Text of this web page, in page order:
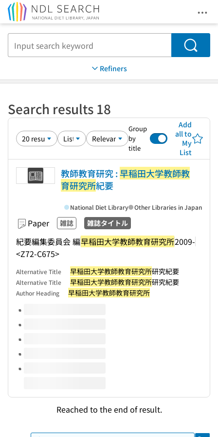
Search
Refiners
Search results 18
Group
by
title
Add
all to
My
List
教師教育研究 :早稲田大学教師教
育研究所紀要
Paper 雑誌 雑誌タイトル
紀要編集委員会 編早稲田大学教師教育研究所2009-
<Z72-C675>
National Diet Library Other Libraries in Japan
Alternative Title 早稲田大学教師教育研究所研究紀要
Alternative Title 早稲田大学教師教育研究所研究紀要
Author Heading 早稲田大学教師教育研究所
Volumes of this title
Reached to the end of result.